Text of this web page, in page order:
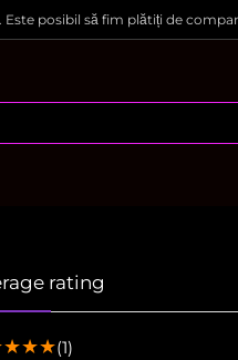
posibil să fim plătiți de
rating
★★★(1)